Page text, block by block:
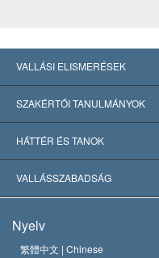
VALLÁSI ELISMERÉSEK
USA
Nemzetközi elismerések
Jelentős ítéletek
SZAKÉRTŐI TANULMÁNYOK
Tanulmányok kategóriák
A világ legnagyobb
HÁTTÉR ÉS TANOK
L. Ron Hubbard
A Szcientológia Egyház
VALLÁSSZABADSÁG
Nemzetközi emberi jogi
Nyelv
繁體中文 | Chinese